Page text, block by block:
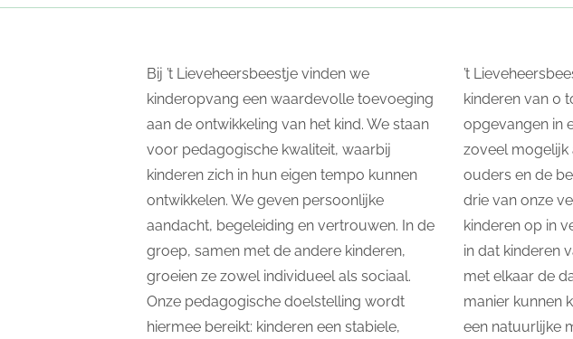
Bij ’t Lieveheersbeestje vinden we
kinderopvang een waardevolle toevoeging
aan de ontwikkeling van het kind. We staan
voor pedagogische kwaliteit, waarbij
kinderen zich in hun eigen tempo kunnen
ontwikkelen. We geven persoonlijke
aandacht, begeleiding en vertrouwen. In de
groep, samen met de andere kinderen,
groeien ze zowel individueel als sociaal.
Onze pedagogische doelstelling wordt
hiermee bereikt: kinderen een stabiele,
’t
kinderen van 0
opgevangen in
zoveel mogelijk
ouders en de
drie van onze
kinderen op in
in dat kinderen
met elkaar de
manier kunnen
een natuurlijke